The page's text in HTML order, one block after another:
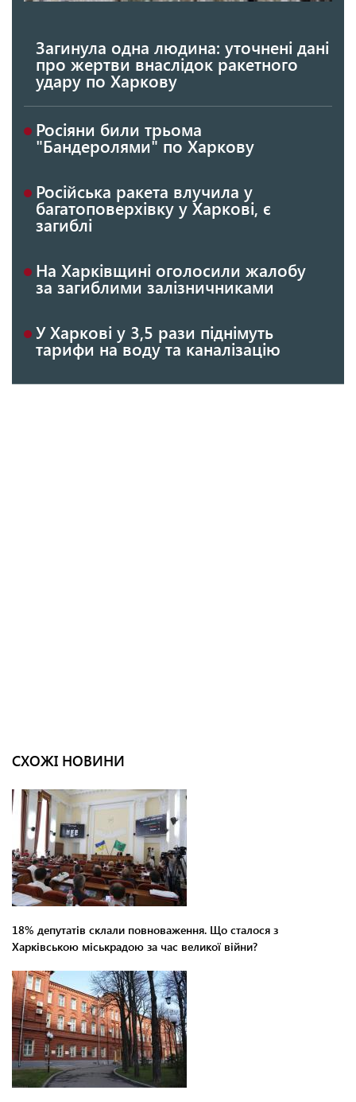
Загинула одна людина: уточнені дані
про жертви внаслідок ракетного
удару по Харкову
Росіяни били трьома
"Бандеролями" по Харкову
Російська ракета влучила у
багатоповерхівку у Харкові, є
загиблі
На Харківщині оголосили жалобу
за загиблими залізничниками
У Харкові у 3,5 рази піднімуть
тарифи на воду та каналізацію
СХОЖІ НОВИНИ
18% депутатів склали повноваження. Що сталося з
Харківською міськрадою за час великої війни?